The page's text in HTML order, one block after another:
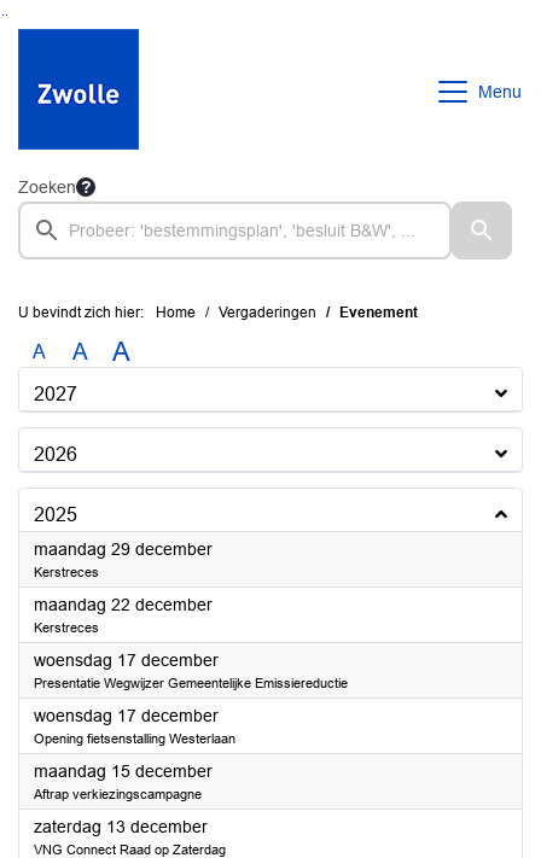
Ga naar de inhoud van deze pagina
Ga naar het zoeken
Ga naar het menu
Menu
Zoeken
U bevindt zich hier: Home Vergaderingen Evenement
A A A
2027
2026
2025
maandag 29 december2025
Kerstreces
maandag 22 december2025
Kerstreces
woensdag 17 december2025
Presentatie Wegwijzer Gemeentelijke Emissiereductie
woensdag 17 december2025
Opening fietsenstalling Westerlaan
maandag 15 december2025
Aftrap verkiezingscampagne
zaterdag 13 december2025
VNG Connect Raad op Zaterdag